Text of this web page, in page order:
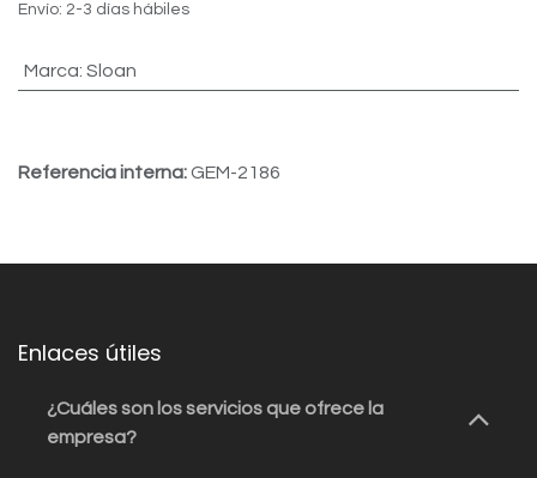
Envío: 2-3 días hábiles
Marca: Sloan
Referencia interna: GEM-2186
Enlaces útiles
¿Cuáles son los servicios que ofrece la
empresa?